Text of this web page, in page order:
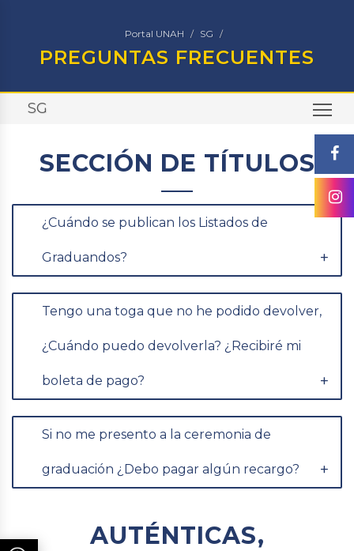
Portal UNAH SG
PREGUNTAS FRECUENTES
SG
SECCIÓN DE TÍTULOS
¿Cuándo se publican los Listados de
Graduandos?
Tengo una toga que no he podido devolver,
¿Cuándo puedo devolverla? ¿Recibiré mi
boleta de pago?
Si no me presento a la ceremonia de
graduación ¿Debo pagar algún recargo?
AUTÉNTICAS,